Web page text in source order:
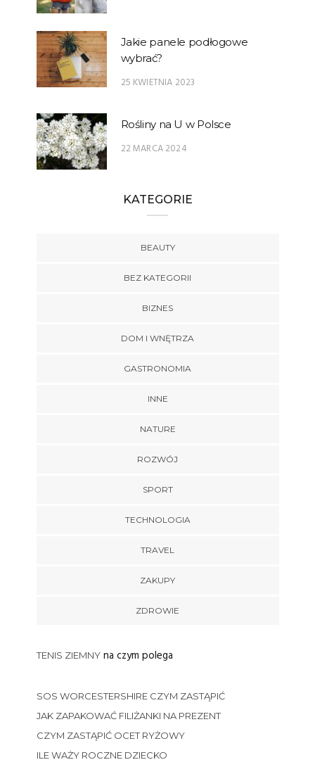
Jakie panele podłogowe
wybrać?
25 KWIETNIA 2023
Rośliny na U w Polsce
22 MARCA 2024
KATEGORIE
BEAUTY
BEZ KATEGORII
BIZNES
DOM I WNĘTRZA
GASTRONOMIA
INNE
NATURE
ROZWÓJ
SPORT
TECHNOLOGIA
TRAVEL
ZAKUPY
ZDROWIE
TENIS ZIEMNYna czym polega
SOS WORCESTERSHIRE CZYM ZASTĄPIĆ
JAK ZAPAKOWAĆ FILIŻANKI NA PREZENT
CZYM ZASTĄPIĆ OCET RYŻOWY
ILE WAŻY ROCZNE DZIECKO